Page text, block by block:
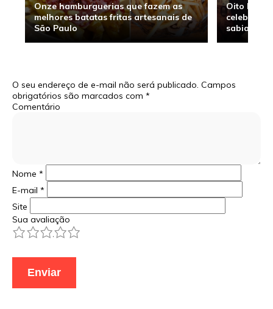
Onze hamburguerias que fazem as
melhores batatas fritas artesanais de
São Paulo
Oito
sabia
O seu endereço de e-mail não será publicado. Campos
obrigatórios são marcados com *
Comentário
Nome *
E-mail *
Site
Sua avaliação
5
4
3
2